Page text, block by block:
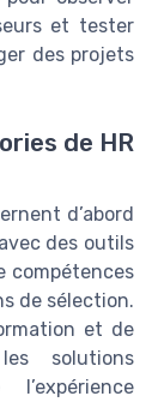
et tester
des projets
de HR
d’abord
des outils
compétences
de sélection.
et de
solutions